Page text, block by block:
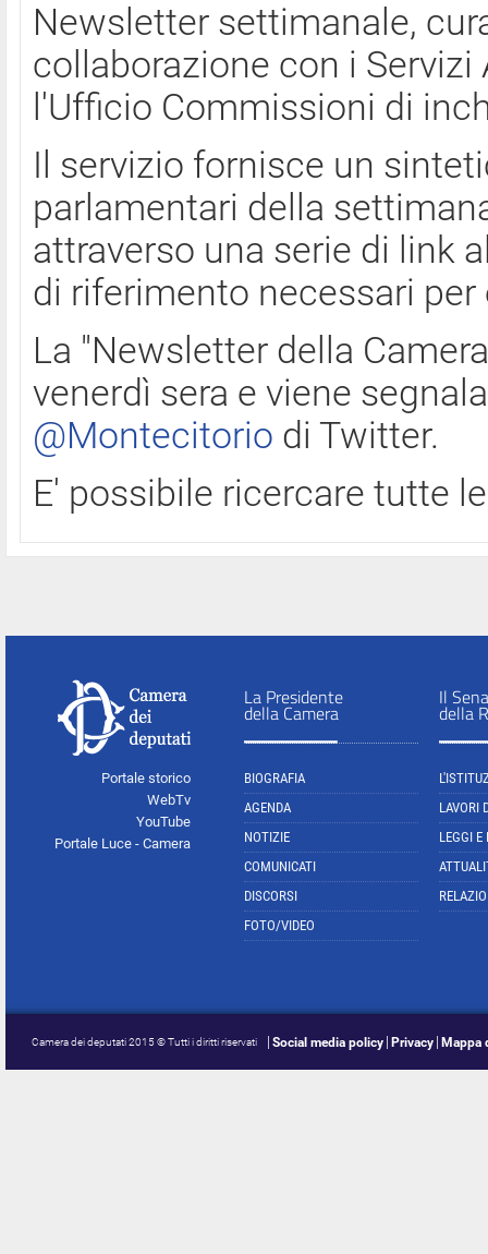
Newsletter settimanale,
collaborazione con i
l'Ufficio Commissioni di
Il servizio fornisce un
parlamentari della
attraverso una serie di link
di riferimento necessari
La "Newsletter della
venerdì sera e viene
@Montecitorio di Twitter.
E' possibile ricercare tutte
Portale storico
WebTv
YouTube
Portale Luce - Camera
La Presidente
della Camera
BIOGRAFIA
AGENDA
NOTIZIE
COMUNICATI
DISCORSI
FOTO/VIDEO
Il
della
LAVORI
LEGGI E
Camera dei deputati 2015 © Tutti i diritti riservati Social media policy Privacy Mappa